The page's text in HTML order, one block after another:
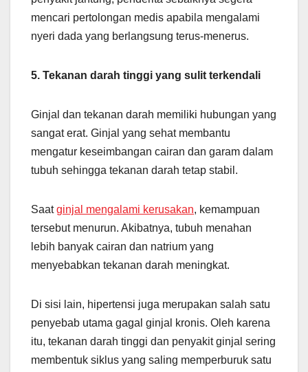
mencari pertolongan medis apabila mengalami
nyeri dada yang berlangsung terus-menerus.
5. Tekanan darah tinggi yang sulit terkendali
Ginjal dan tekanan darah memiliki hubungan yang
sangat erat. Ginjal yang sehat membantu
mengatur keseimbangan cairan dan garam dalam
tubuh sehingga tekanan darah tetap stabil.
Saatginjal mengalami kerusakan, kemampuan
tersebut menurun. Akibatnya, tubuh menahan
lebih banyak cairan dan natrium yang
menyebabkan tekanan darah meningkat.
Di sisi lain, hipertensi juga merupakan salah satu
penyebab utama gagal ginjal kronis. Oleh karena
itu, tekanan darah tinggi dan penyakit ginjal sering
membentuk siklus yang saling memperburuk satu